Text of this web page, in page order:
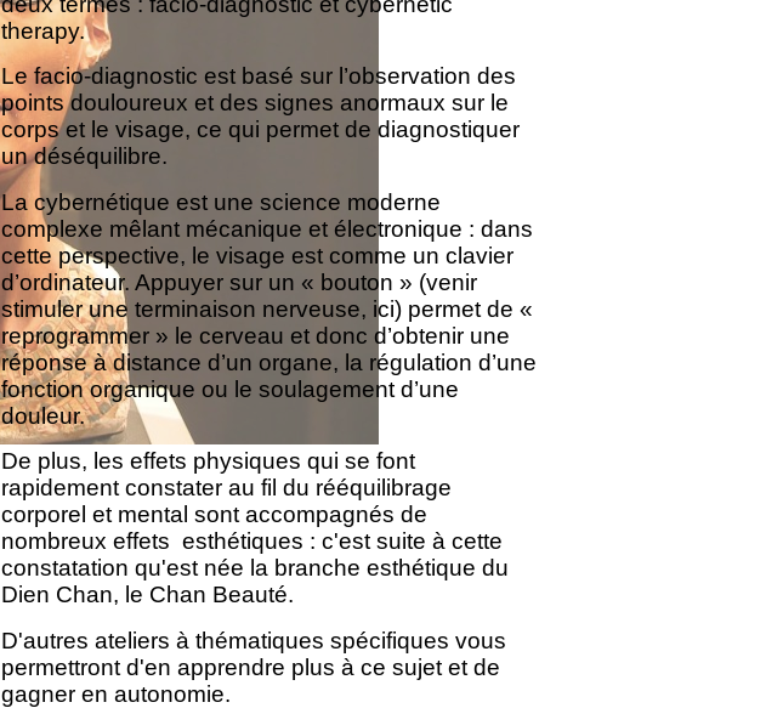
therapy.
Le facio-diagnostic est basé sur l’observation des
points douloureux et des signes anormaux sur le
corps et le visage, ce qui permet de diagnostiquer
un déséquilibre.
La cybernétique est une science moderne
complexe mêlant mécanique et électronique : dans
cette perspective, le visage est comme un clavier
d’ordinateur. Appuyer sur un « bouton » (venir
stimuler une terminaison nerveuse, ici) permet de «
reprogrammer » le cerveau et donc d’obtenir une
réponse à distance d’un organe, la régulation d’une
fonction organique ou le soulagement d’une
douleur.
De plus, les effets physiques qui se font
rapidement constater au fil du rééquilibrage
corporel et mental sont accompagnés de
nombreux effets esthétiques : c'est suite à cette
constatation qu'est née la branche esthétique du
Dien Chan, le Chan Beauté.
D'autres ateliers à thématiques spécifiques vous
permettront d'en apprendre plus à ce sujet et de
gagner en autonomie.